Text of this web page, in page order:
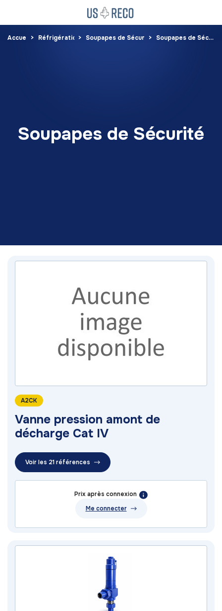
Accueil Réfrigération Soupapes de Sécurité Soupapes de Sécurité
Soupapes de Sécurité
A2CK
Vanne pression amont de
décharge Cat IV
Voir les 21 références
Prix après connexion
Me connecter